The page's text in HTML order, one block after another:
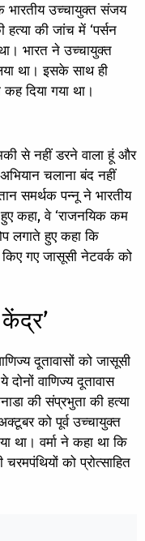
भारतीय उच्चायुक्त संजय
हत्या की जांच में ‘पर्सन
भारत ने उच्चायुक्त
था। इसके साथ ही
दिया गया था।
से नहीं डरने वाला हूं और
चलाना बंद नहीं
समर्थक पन्नू ने भारतीय
कहा, वे ‘राजनयिक कम
लगाते हुए कहा कि
गए जासूसी नेटवर्क को
दूतावासों को जासूसी
वाणिज्य दूतावास
की संप्रभुता की हत्या
को पूर्व उच्चायुक्त
था। वर्मा ने कहा था कि
को प्रोत्साहित